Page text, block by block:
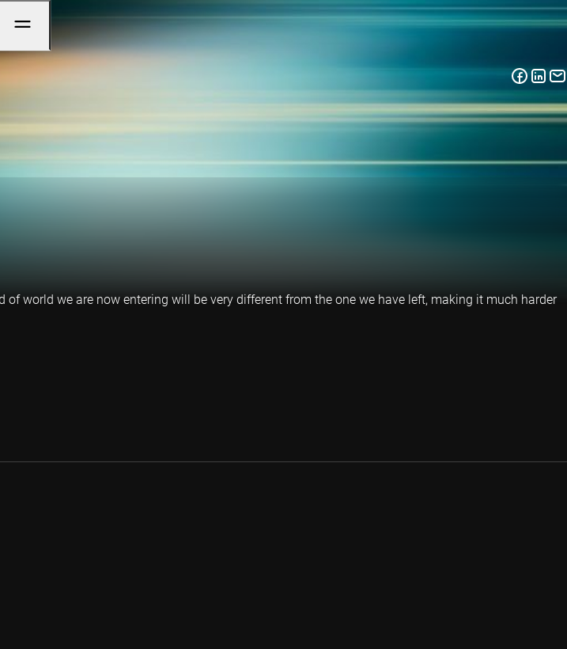
world we are now entering will be very different from the one we have left, making it much harder